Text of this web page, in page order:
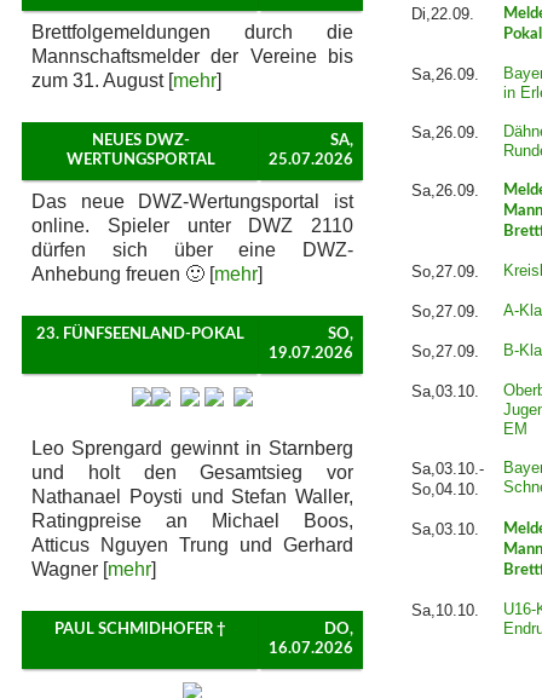
Brettfolgemeldungen durch die
Mannschaftsmelder der Vereine bis
zum 31. August [mehr]
NEUES DWZ-
WERTUNGSPORTAL
SA,
25.07.2026
Das neue DWZ-Wertungsportal ist
online. Spieler unter DWZ 2110
dürfen sich über eine DWZ-
Anhebung freuen 🙂 [mehr]
23. FÜNFSEENLAND-POKAL
SO,
19.07.2026
Leo Sprengard gewinnt in Starnberg
und holt den Gesamtsieg vor
Nathanael Poysti und Stefan Waller,
Ratingpreise an Michael Boos,
Atticus Nguyen Trung und Gerhard
Wagner [mehr]
PAUL SCHMIDHOFER †
DO,
16.07.2026
Di,22.09.
Pokal
Sa,26.09.
in
Sa,26.09.
Sa,26.09.
So,27.09.
So,27.09. A-
So,27.09. B-
Sa,03.10.
EM
Sa,03.10.-
So,04.10.
Sa,03.10.
Sa,10.10.
U16-